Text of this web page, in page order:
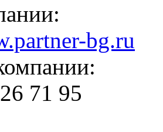
bg.ru
71 95